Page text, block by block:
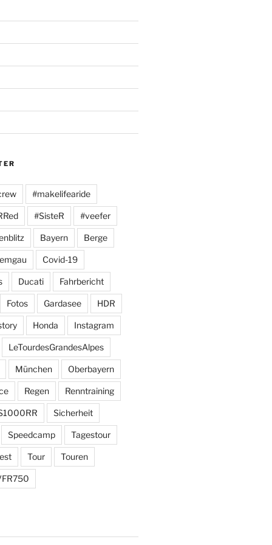
#makelifearide
#SisteR #veefer
Bayern Berge
Covid-19
Ducati Fahrbericht
Fotos Gardasee HDR
Honda Instagram
LeTourdesGrandesAlpes
München Oberbayern
Regen Renntraining
Sicherheit
Speedcamp Tagestour
Tour Touren